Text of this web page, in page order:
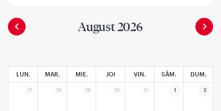
August 2026
LUN. MAR. MIE. JOI VIN. SÂM. DUM.
27 28 29 30 31 1 2